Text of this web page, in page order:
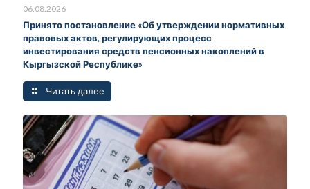
06.08.2026
Принято постановление «Об утверждении нормативных
правовых актов, регулирующих процесс
инвестирования средств пенсионных накоплений в
Кыргызской Республике»
Читать далее